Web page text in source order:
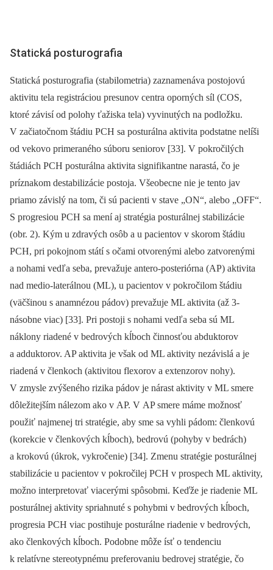
Statická posturografia
Statická posturografia (stabilometria) zaznamenáva postojovú
aktivitu tela registráciou presunov centra oporných síl (COS,
ktoré závisí od polohy ťažiska tela) vyvinutých na podložku.
V začiatočnom štádiu PCH sa posturálna aktivita podstatne nelíši
od vekovo primeraného súboru seniorov [33]. V pokročilých
štádiách PCH posturálna aktivita signifikantne narastá, čo je
príznakom destabilizácie postoja. Všeobecne nie je tento jav
priamo závislý na tom, či sú pacienti v stave „ON“, alebo „OFF“.
S progresiou PCH sa mení aj stratégia posturálnej stabilizácie
(obr. 2). Kým u zdravých osôb a u pacientov v skorom štádiu
PCH, pri pokojnom státí s očami otvorenými alebo zatvorenými
a nohami vedľa seba, prevažuje antero-poste­riórna (AP) aktivita
nad medio-laterálnou (ML), u pacientov v pokročilom štádiu
(väčšinou s anamnézou pádov) prevažuje ML aktivita (až 3-
násobne viac) [33]. Pri postoji s nohami vedľa seba sú ML
náklony riadené v bedrových kĺboch činnosťou abduktorov
a adduktorov. AP aktivita je však od ML aktivity nezávislá a je
riadená v členkoch (aktivitou flexorov a extenzorov nohy).
V zmysle zvýšeného rizika pádov je nárast aktivity v ML smere
dôležitejším nálezom ako v AP. V AP smere máme možnosť
použiť najmenej tri stratégie, aby sme sa vyhli pádom: členkovú
(korekcie v členkových kĺboch), bedrovú (pohyby v bedrách)
a krokovú (úkrok, vykročenie) [34]. Zmenu stratégie posturálnej
stabilizácie u pacientov v pokročilej PCH v prospech ML aktivity,
možno interpretovať viacerými spôsobmi. Keďže je ria­denie ML
posturálnej aktivity spriah­nuté s pohybmi v bedrových kĺboch,
progresia PCH viac postihuje posturálne riadenie v bedrových,
ako členkových kĺboch. Podobne môže ísť o tendenciu
k relatívne stereotypnému preferovaniu bedrovej stratégie, čo